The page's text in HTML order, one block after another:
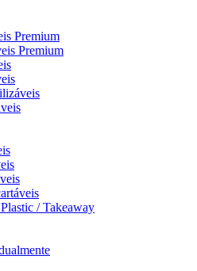
Premium
Premium
/ Takeaway